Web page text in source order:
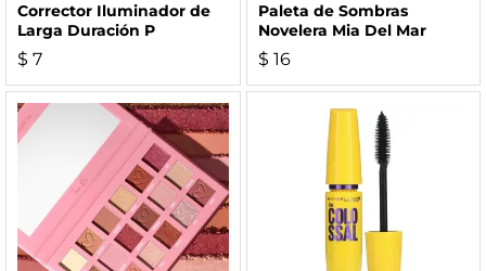
Corrector Iluminador de
Larga Duración P
$ 7
Paleta de Sombras
Novelera Mia Del Mar
$ 16